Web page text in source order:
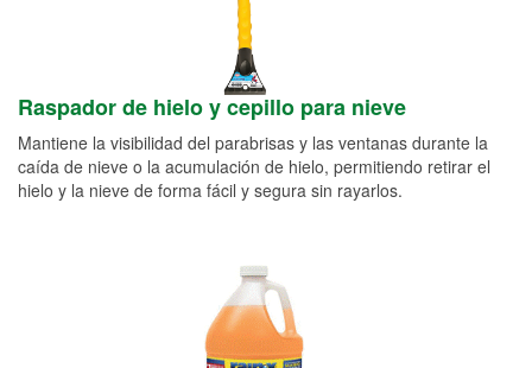
Raspador de hielo y cepillo para nieve
Mantiene la visibilidad del parabrisas y las ventanas durante la
caída de nieve o la acumulación de hielo, permitiendo retirar el
hielo y la nieve de forma fácil y segura sin rayarlos.